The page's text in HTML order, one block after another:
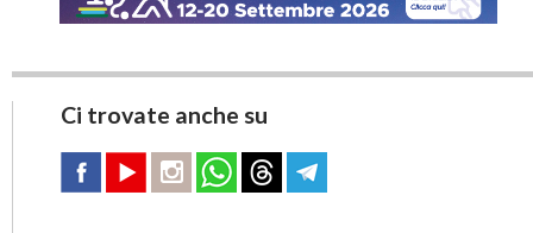
Ci trovate anche su